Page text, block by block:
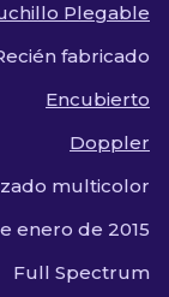
Plegable
fabricado
Encubierto
Doppler
multicolor
enero de 2015
Full Spectrum